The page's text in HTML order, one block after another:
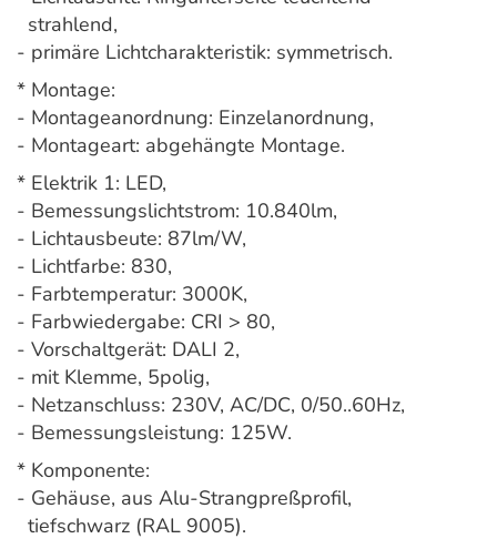
strahlend,
- primäre Lichtcharakteristik: symmetrisch.
* Montage:
- Montageanordnung: Einzelanordnung,
- Montageart: abgehängte Montage.
* Elektrik 1: LED,
- Bemessungslichtstrom: 10.840lm,
- Lichtausbeute: 87lm/W,
- Lichtfarbe: 830,
- Farbtemperatur: 3000K,
- Farbwiedergabe: CRI > 80,
- Vorschaltgerät: DALI 2,
- mit Klemme, 5polig,
- Netzanschluss: 230V, AC/DC, 0/50..60Hz,
- Bemessungsleistung: 125W.
* Komponente:
- Gehäuse, aus Alu-Strangpreßprofil,
tiefschwarz (RAL 9005).